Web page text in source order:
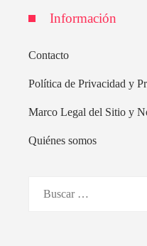
Información
Contacto
Política de Privacidad y
Marco Legal del Sitio y
Quiénes somos